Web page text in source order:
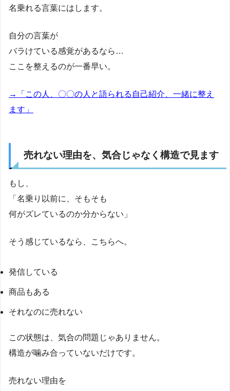
名乗れる言葉にはします。
自分の言葉が
バラけている感覚があるなら…
ここを整えるのが一番早い。
→「この人、〇〇の人と語られる自己紹介、一緒に整え
ます」
売れない理由を、気合じゃなく構造で見ます
もし、
「名乗り以前に、そもそも
何がズレているのか分からない」
そう感じているなら、こちらへ。
発信している
商品もある
それなのに売れない
この状態は、気合の問題じゃありません。
構造が噛み合っていないだけです。
売れない理由を